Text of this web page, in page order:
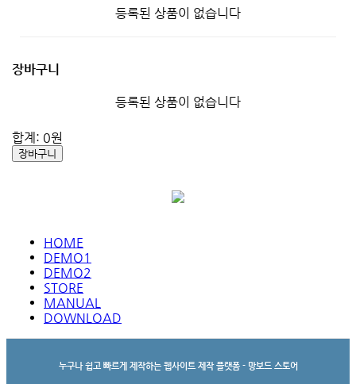
등록된 상품이 없습니다
장바구니
등록된 상품이 없습니다
합계: 0원
장바구니
HOME
DEMO1
DEMO2
STORE
MANUAL
DOWNLOAD
누구나 쉽고 빠르게 제작하는 웹사이트 제작 플랫폼 - 망보드 스토어